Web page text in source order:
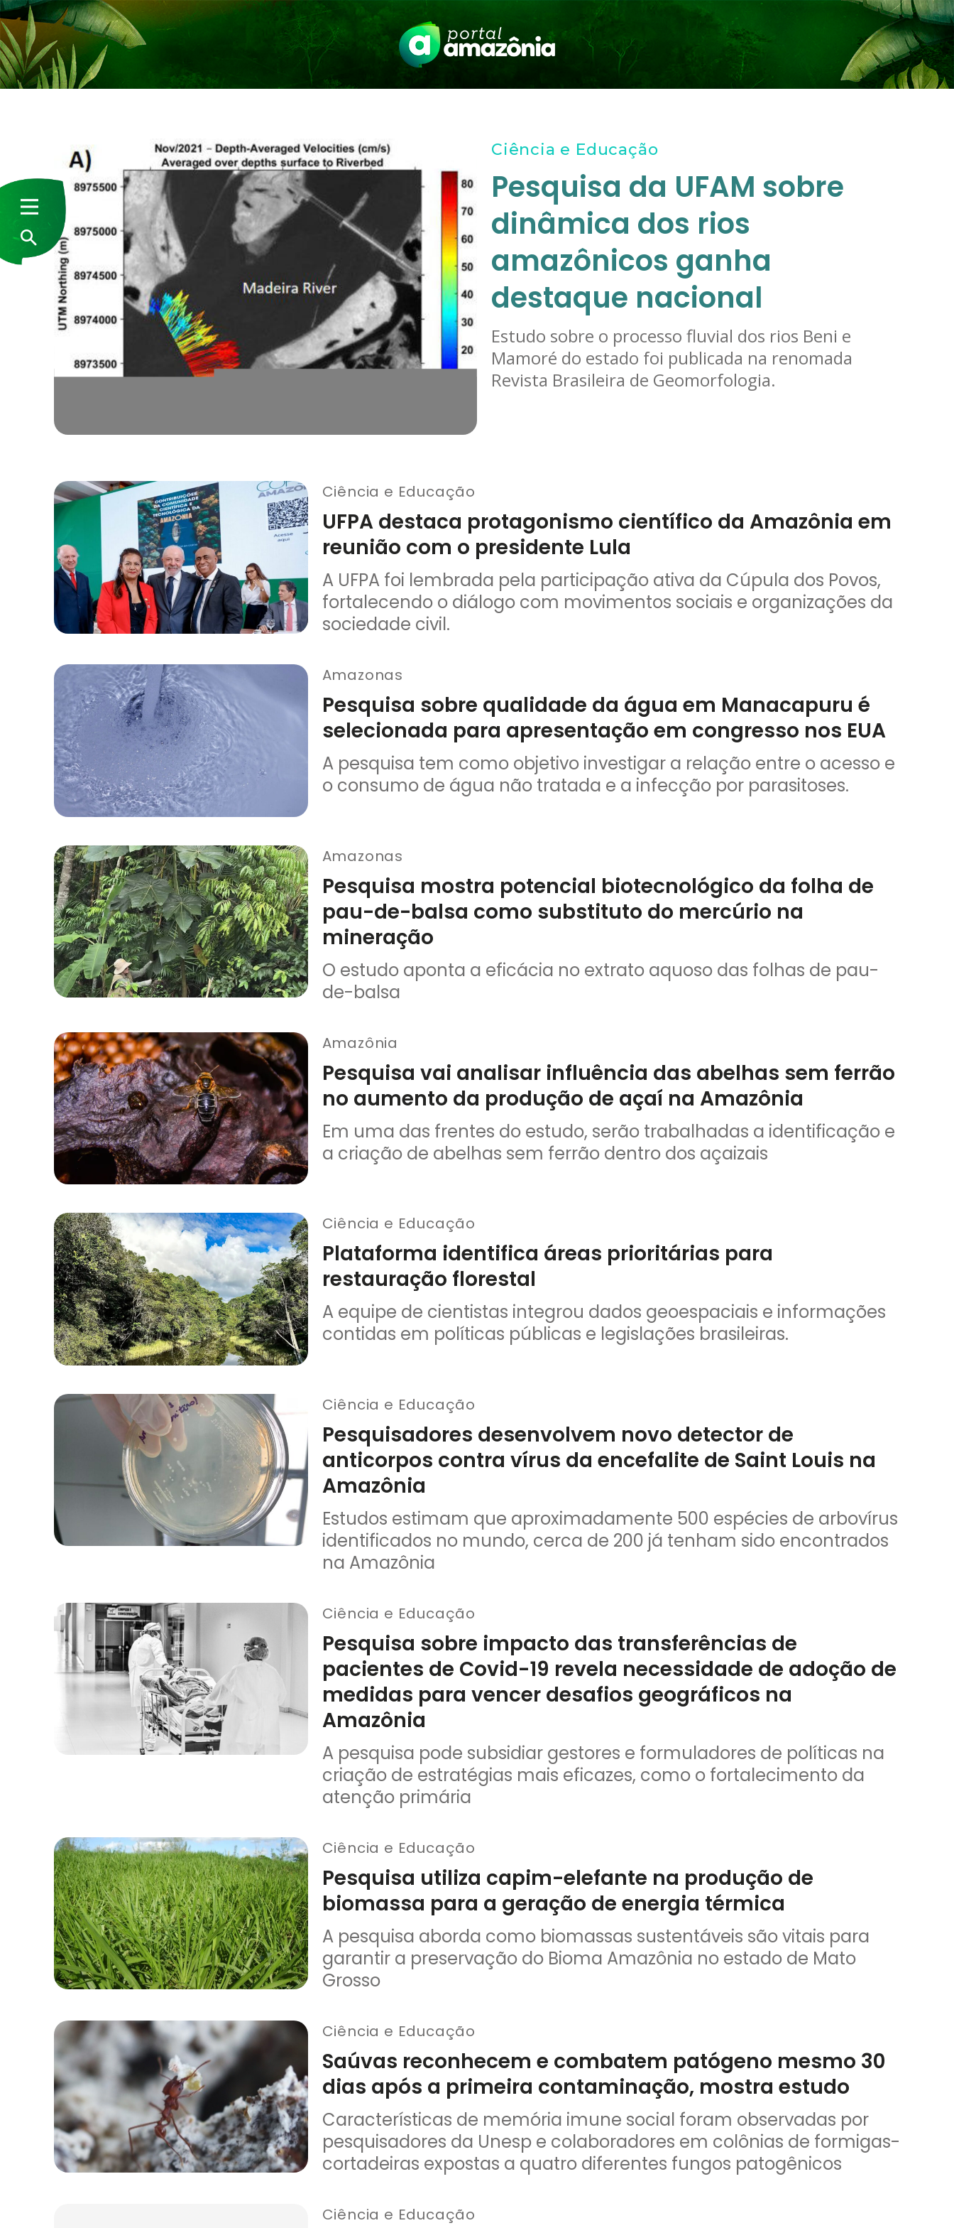
Ciência e Educação
Pesquisa da UFAM sobre
dinâmica dos rios
amazônicos ganha
destaque nacional
Estudo sobre o processo fluvial dos rios Beni e
Mamoré do estado foi publicada na renomada
Revista Brasileira de Geomorfologia.
Ciência e Educação
UFPA destaca protagonismo científico da Amazônia em
reunião com o presidente Lula
A UFPA foi lembrada pela participação ativa da Cúpula dos Povos,
fortalecendo o diálogo com movimentos sociais e organizações da
sociedade civil.
Amazonas
Pesquisa sobre qualidade da água em Manacapuru é
selecionada para apresentação em congresso nos EUA
A pesquisa tem como objetivo investigar a relação entre o acesso e
o consumo de água não tratada e a infecção por parasitoses.
Amazonas
Pesquisa mostra potencial biotecnológico da folha de
pau-de-balsa como substituto do mercúrio na
mineração
O estudo aponta a eficácia no extrato aquoso das folhas de pau-
de-balsa
Amazônia
Pesquisa vai analisar influência das abelhas sem ferrão
no aumento da produção de açaí na Amazônia
Em uma das frentes do estudo, serão trabalhadas a identificação e
a criação de abelhas sem ferrão dentro dos açaizais
Ciência e Educação
Plataforma identifica áreas prioritárias para
restauração florestal
A equipe de cientistas integrou dados geoespaciais e informações
contidas em políticas públicas e legislações brasileiras.
Ciência e Educação
Pesquisadores desenvolvem novo detector de
anticorpos contra vírus da encefalite de Saint Louis na
Amazônia
Estudos estimam que aproximadamente 500 espécies de arbovírus
identificados no mundo, cerca de 200 já tenham sido encontrados
na Amazônia
Ciência e Educação
Pesquisa sobre impacto das transferências de
pacientes de Covid-19 revela necessidade de adoção de
medidas para vencer desafios geográficos na
Amazônia
A pesquisa pode subsidiar gestores e formuladores de políticas na
criação de estratégias mais eficazes, como o fortalecimento da
atenção primária
Ciência e Educação
Pesquisa utiliza capim-elefante na produção de
biomassa para a geração de energia térmica
A pesquisa aborda como biomassas sustentáveis são vitais para
garantir a preservação do Bioma Amazônia no estado de Mato
Grosso
Ciência e Educação
Saúvas reconhecem e combatem patógeno mesmo 30
dias após a primeira contaminação, mostra estudo
Características de memória imune social foram observadas por
pesquisadores da Unesp e colaboradores em colônias de formigas-
cortadeiras expostas a quatro diferentes fungos patogênicos
Ciência e Educação